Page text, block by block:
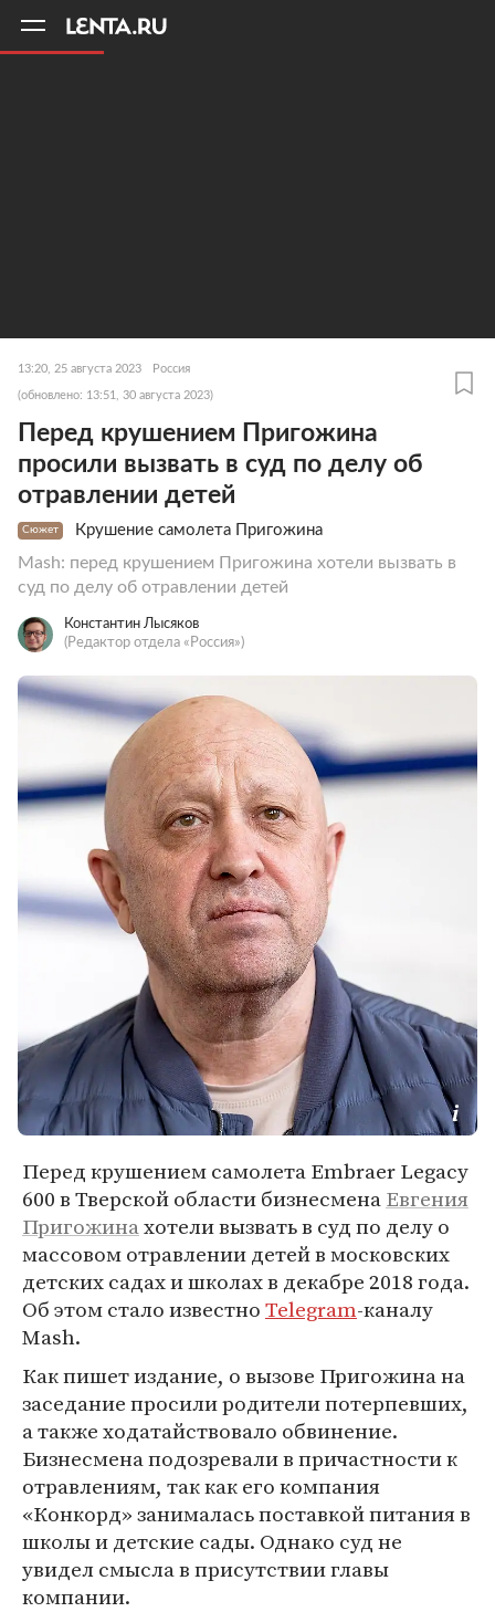
13:20, 25 августа 2023 Россия
(обновлено: 13:51, 30 августа 2023)
Перед крушением Пригожина
просили вызвать в суд по делу об
отравлении детей
Сюжет Крушение самолета Пригожина
Mash: перед крушением Пригожина хотели вызвать в
суд по делу об отравлении детей
Константин Лысяков
(Редактор отдела «Россия»)
Перед крушением самолета Embraer Legacy
600 в Тверской области бизнесменаЕвгения
Пригожинахотели вызвать в суд по делу о
массовом отравлении детей в московских
детских садах и школах в декабре 2018 года.
Об этом стало известноTelegram-каналу
Mash.
Как пишет издание, о вызове Пригожина на
заседание просили родители потерпевших,
а также ходатайствовало обвинение.
Бизнесмена подозревали в причастности к
отравлениям, так как его компания
«Конкорд» занималась поставкой питания в
школы и детские сады. Однако суд не
увидел смысла в присутствии главы
компании.